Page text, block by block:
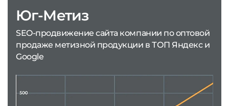
Юг-Метиз
SEO-продвижение сайта компании по оптовой
продаже метизной продукции в ТОП Яндекс и
Google